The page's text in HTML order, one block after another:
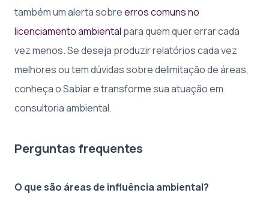
também um alerta sobreerros comuns no
licenciamento ambiental para quem quer errar cada
vez menos. Se deseja produzir relatórios cada vez
melhores ou tem dúvidas sobre delimitação de áreas,
conheça o Sabiar e transforme sua atuação em
consultoria ambiental.
Perguntas frequentes
O que são áreas de influência ambiental?